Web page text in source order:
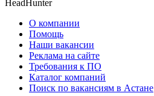
HeadHunter
О компании
Помощь
Наши вакансии
Реклама на сайте
Требования к ПО
Каталог компаний
Поиск по вакансиям в Астане